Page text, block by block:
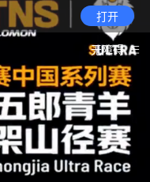
打开
无障碍